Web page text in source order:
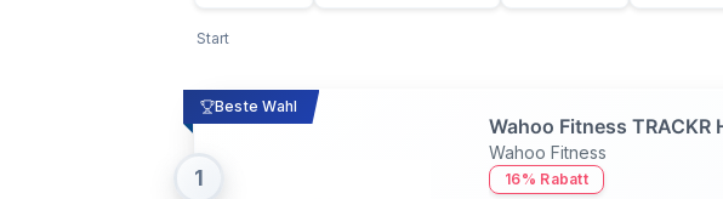
Start
Beste Wahl
1
Wahoo Fitness
Wahoo Fitness
16% Rabatt